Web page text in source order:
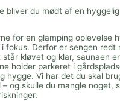
bliver du mødt af en
for en glamping oplevelse
fokus. Derfor er sengen redt
kløvet og klar, saunaen
holder parkeret i
hygge. Vi har det du skal
og skulle du mangle noget,